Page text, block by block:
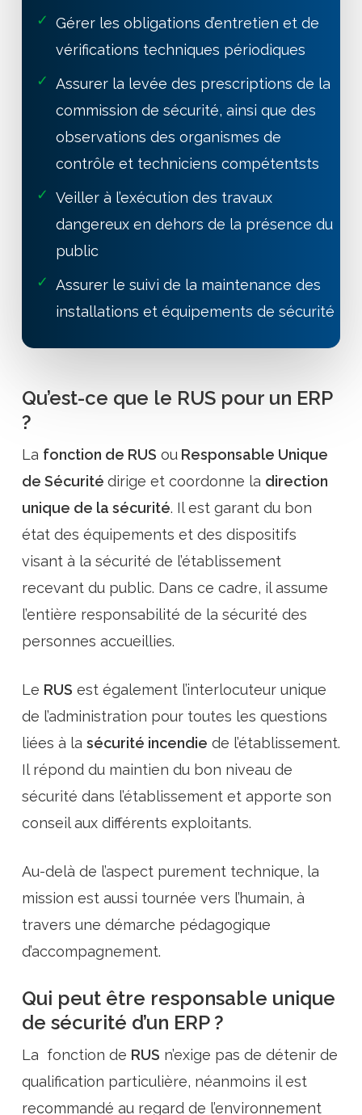
✓ Gérer les obligations d’entretien et de
vérifications techniques périodiques
✓ Assurer la levée des prescriptions de la
commission de sécurité, ainsi que des
observations des organismes de
contrôle et techniciens compétentsts
✓ Veiller à l’exécution des travaux
dangereux en dehors de la présence du
public
✓ Assurer le suivi de la maintenance des
installations et équipements de sécurité
Qu’est-ce que le RUS pour un ERP
?
La fonction de RUS ouResponsable Unique
de Sécurité dirige et coordonne la direction
unique de la sécurité. Il est garant du bon
état des équipements et des dispositifs
visant à la sécurité de l’établissement
recevant du public. Dans ce cadre, il assume
l’entière responsabilité de la sécurité des
personnes accueillies.
Le RUS est également l’interlocuteur unique
de l’administration pour toutes les questions
liées à la sécurité incendie de l’établissement.
Il répond du maintien du bon niveau de
sécurité dans l’établissement et apporte son
conseil aux différents exploitants.
Au-delà de l’aspect purement technique, la
mission est aussi tournée vers l’humain, à
travers une démarche pédagogique
d’accompagnement.
Qui peut être responsable unique
de sécurité d’un ERP ?
La fonction de RUS n’exige pas de détenir de
qualification particulière, néanmoins il est
recommandé au regard de l’environnement